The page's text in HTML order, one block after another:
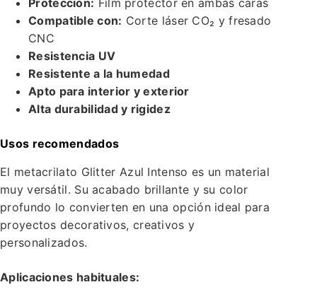
Protección: Film protector en ambas caras
Compatible con: Corte láser CO₂ y fresado
CNC
Resistencia UV
Resistente a la humedad
Apto para interior y exterior
Alta durabilidad y rigidez
Usos recomendados
El metacrilato Glitter Azul Intenso es un material
muy versátil. Su acabado brillante y su color
profundo lo convierten en una opción ideal para
proyectos decorativos, creativos y
personalizados.
Aplicaciones habituales: